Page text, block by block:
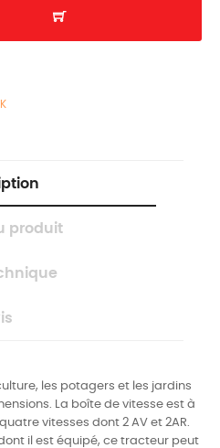
produit
les potagers et les jardins
La boîte de vitesse est à
vitesses dont 2 AV et 2AR.
il est équipé, ce tracteur peut